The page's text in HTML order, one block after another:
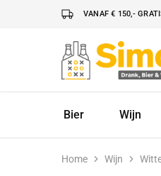
VANAF € 150,-
Simonsdrank.nl
Drank,
Bier
Bier
Wijn
Home Wijn